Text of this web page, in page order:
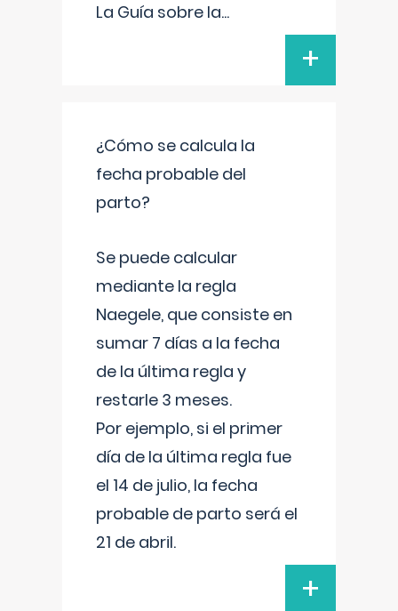
La Guía sobre la...
+
¿Cómo se calcula la
fecha probable del
parto?
Se puede calcular
mediante la regla
Naegele, que consiste en
sumar 7 días a la fecha
de la última regla y
restarle 3 meses.
Por ejemplo, si el primer
día de la última regla fue
el 14 de julio, la fecha
probable de parto será el
21 de abril.
+